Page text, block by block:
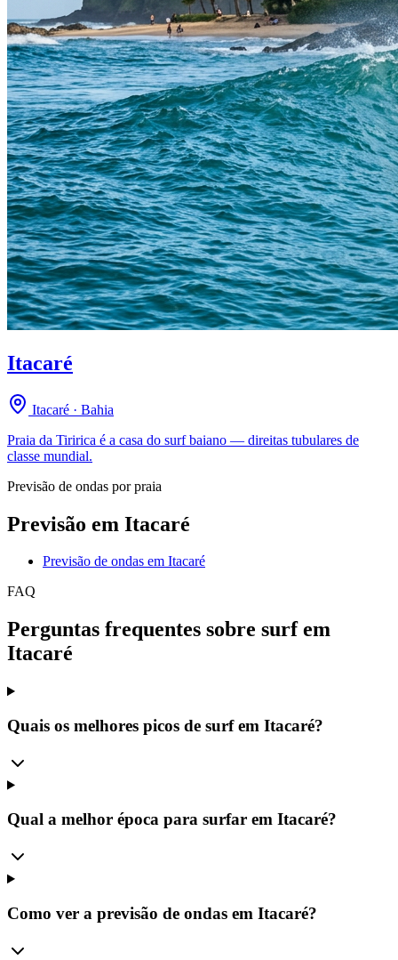
Itacaré
Itacaré · Bahia
Praia da Tiririca é a casa do surf baiano — direitas tubulares de
classe mundial.
Previsão de ondas por praia
Previsão em Itacaré
Previsão de ondas em Itacaré
FAQ
Perguntas frequentes sobre surf em
Itacaré
Quais os melhores picos de surf em Itacaré?
Qual a melhor época para surfar em Itacaré?
Como ver a previsão de ondas em Itacaré?